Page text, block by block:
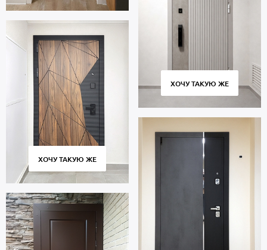
ХОЧУ ТАКУЮ ЖЕ
ХОЧУ ТАКУЮ ЖЕ